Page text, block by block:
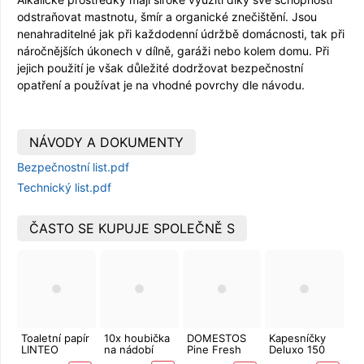
odstraňovat mastnotu, šmír a organické znečištění. Jsou
nenahraditelné jak při každodenní údržbě domácnosti, tak při
náročnějších úkonech v dílně, garáži nebo kolem domu. Při
jejich použití je však důležité dodržovat bezpečnostní
opatření a používat je na vhodné povrchy dle návodu.
NÁVODY A DOKUMENTY
Bezpečnostní list.pdf
Technický list.pdf
ČASTO SE KUPUJE SPOLEČNĚ S
Toaletní papír
LINTEO
3vrstvý 16
10x houbička
na nádobí
DOMESTOS
Pine Fresh
Kapesníčky
Deluxo 150
ks 3vrstvé v